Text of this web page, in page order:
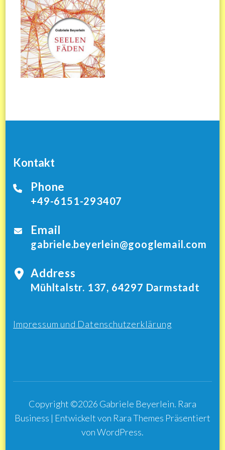
Kontakt
Phone
+49-6151-293407
Email
gabriele.beyerlein@googlemail.com
Address
Mühltalstr. 137, 64297 Darmstadt
Impressum und Datenschutzerklärung
Copyright ©2026 Gabriele Beyerlein. Rara
Business | Entwickelt von Rara Themes Präsentiert
vonWordPress.